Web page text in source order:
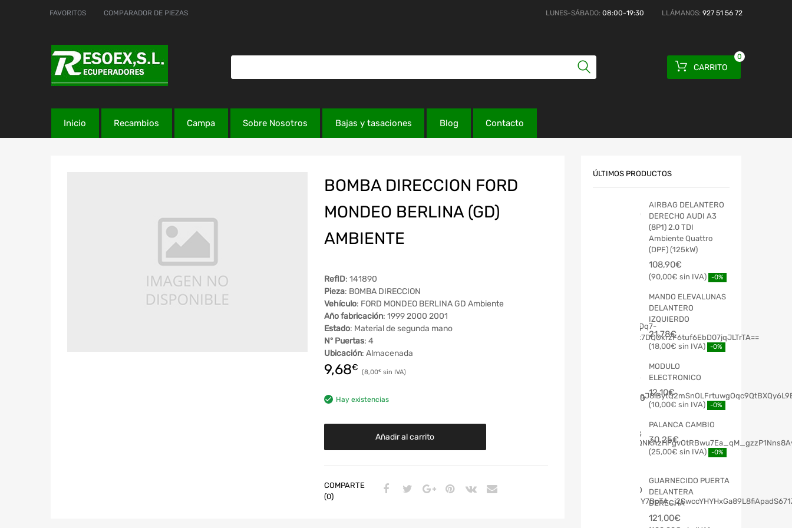
FAVORITOS COMPARADOR DE PIEZAS LUNES-SÁBADO: 08:00-19:30 LLÁMANOS: 927 51 56 72
CARRITO
0
Inicio Recambios Campa Sobre Nosotros Bajas y tasaciones Blog Contacto
BOMBA DIRECCION FORD
MONDEO BERLINA (GD)
AMBIENTE
RefID: 141890
Pieza: BOMBA DIRECCION
Vehículo: FORD MONDEO BERLINA GD Ambiente
Año fabricación: 1999 2000 2001
Estado: Material de segunda mano
Nº Puertas: 4
Ubicación: Almacenada
9,68€ 8,00€
Hay existencias
Añadir al carrito
COMPARTE
(0)
ÚLTIMOS PRODUCTOS
AIRBAG DELANTERO
DERECHO AUDI A3
(8P1) 2.0 TDI
Ambiente Quattro
(DPF) (125kW)
108,90€
90,00€ -0%
MANDO ELEVALUNAS
DELANTERO
IZQUIERDO
21,78€
18,00€ -0%
MODULO
ELECTRONICO
12,10€
10,00€ -0%
PALANCA CAMBIO
30,25€
25,00€ -0%
GUARNECIDO PUERTA
DELANTERA
DERECHA
121,00€